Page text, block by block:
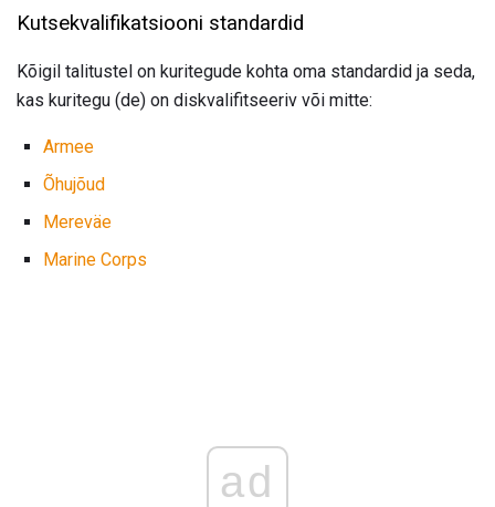
Kutsekvalifikatsiooni standardid
Kõigil talitustel on kuritegude kohta oma standardid ja seda,
kas kuritegu (de) on diskvalifitseeriv või mitte:
Armee
Õhujõud
Mereväe
Marine Corps
ad